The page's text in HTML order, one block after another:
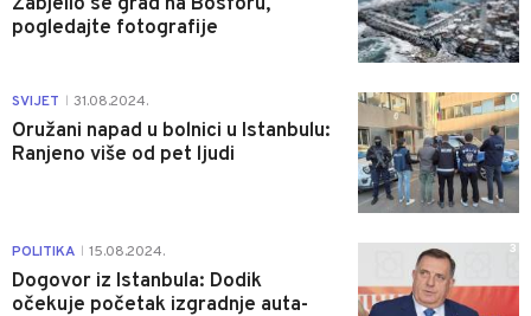
pogledajte fotografije
SVIJET 31.08.2024.
Oružani napad u bolnici u Istanbulu:
Ranjeno više od pet ljudi
0
POLITIKA 15.08.2024.
Dogovor iz Istanbula: Dodik
očekuje početak izgradnje auta-
3